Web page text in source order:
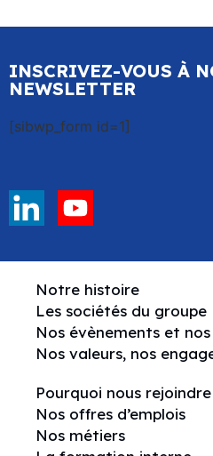
INSCRIVEZ-VOUS À
NEWSLETTER
[sibwp_form id=1]
Notre histoire
Les sociétés du groupe
Nos évènements et
Nos valeurs, nos
Pourquoi nous rejoindre
Nos offres d’emplois
Nos métiers